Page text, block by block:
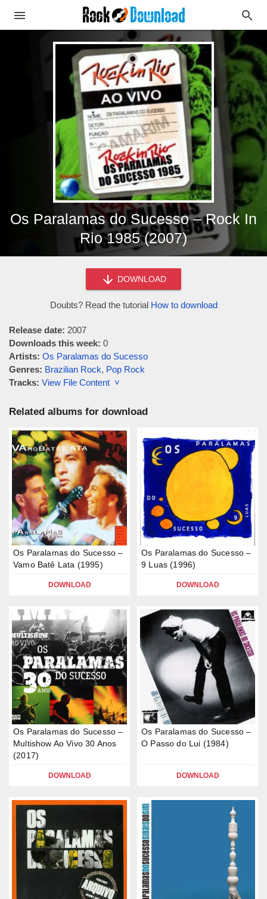
Os Paralamas do Sucesso – Rock In
Rio 1985 (2007)
DOWNLOAD
Doubts? Read the tutorial How to download
Release date: 2007
Downloads this week: 0
Artists: Os Paralamas do Sucesso
Genres: Brazilian Rock, Pop Rock
Tracks: View File Content ˅
Related albums for download
Os Paralamas do Sucesso –
Vamo Batê Lata (1995)
DOWNLOAD
Os Paralamas do Sucesso –
9 Luas (1996)
DOWNLOAD
Os Paralamas do Sucesso –
Multishow Ao Vivo 30 Anos
(2017)
DOWNLOAD
Os Paralamas do Sucesso –
O Passo do Lui (1984)
DOWNLOAD